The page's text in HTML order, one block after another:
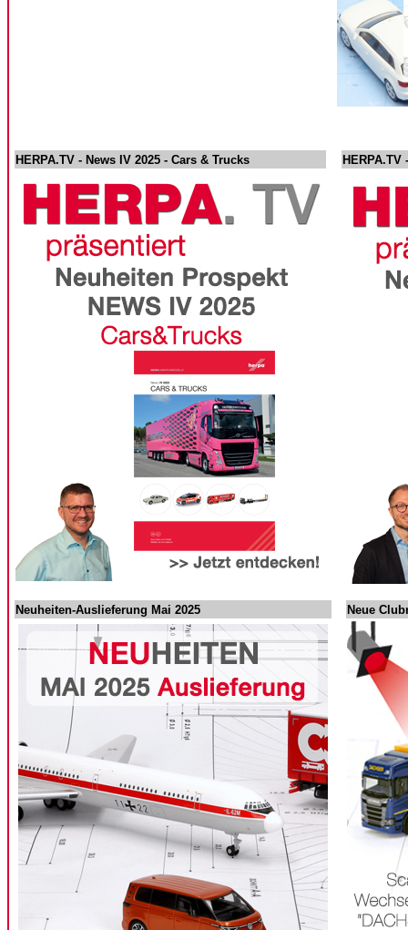
HERPA.TV - News IV 2025 - Cars & Trucks HERPA.TV
Neuheiten-Auslieferung Mai 2025 Neue